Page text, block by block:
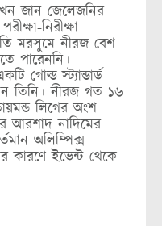
জান জেলেজনির
নিরীক্ষা
মরসুমে নীরজ বেশ
পারেননি।
গোল্ড-স্ট্যান্ডার্ড
তিনি। নীরজ গত ১৬
লিগের অংশ
আরশাদ নাদিমের
অলিম্পিক্স
কারণে ইভেন্ট থেকে